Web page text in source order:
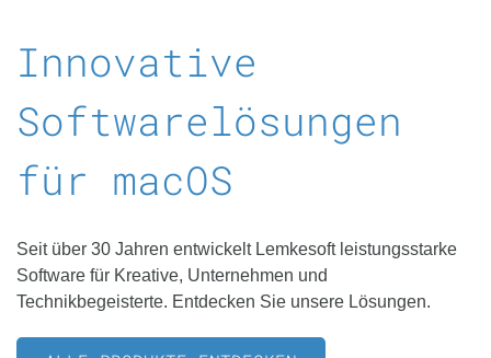
Innovative
Softwarelösungen
für macOS
Seit über 30 Jahren entwickelt Lemkesoft leistungsstarke
Software für Kreative, Unternehmen und
Technikbegeisterte. Entdecken Sie unsere Lösungen.